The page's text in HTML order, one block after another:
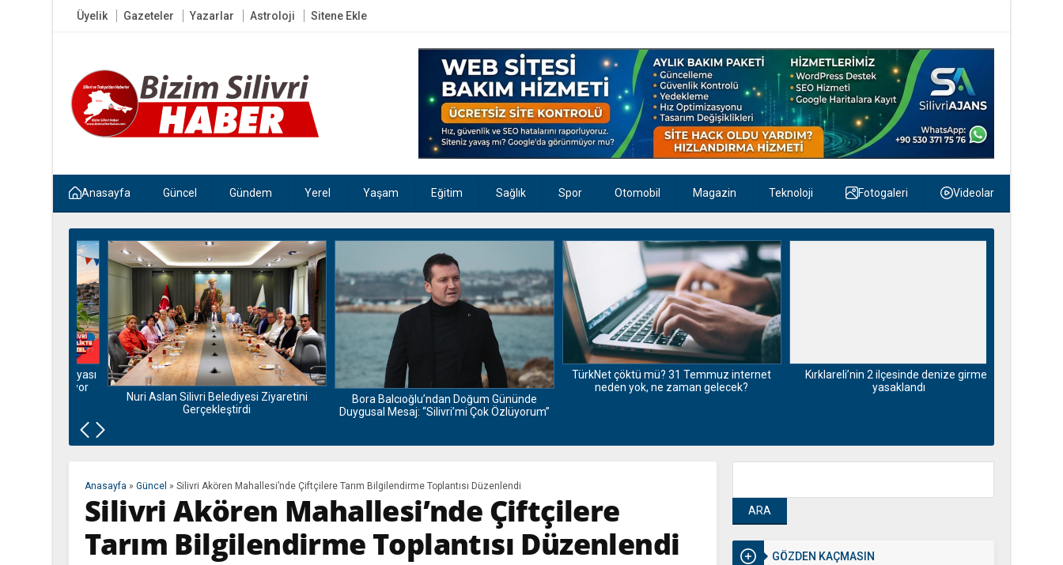
Üyelik Gazeteler Yazarlar Astroloji Sitene Ekle
Anasayfa Güncel Gündem Yerel Yaşam Eğitim Sağlık Spor Otomobil Magazin Teknoloji Fotogaleri Videolar
Nuri Aslan Silivri Belediyesi Ziyaretini
Gerçekleştirdi
Bora Balcıoğlu’ndan Doğum Gününde
Duygusal Mesaj: “Silivri’mi Çok Özlüyorum”
TürkNet çöktü mü? 31 Temmuz internet
neden yok, ne zaman gelecek?
Kırklareli’nin 2 ilçesinde denize girmek
yasaklandı
GÖZDEN KAÇMASIN
Anasayfa » Güncel » Silivri Akören Mahallesi’nde Çiftçilere Tarım Bilgilendirme Toplantısı Düzenlendi
Silivri Akören Mahallesi’nde Çiftçilere
Tarım Bilgilendirme Toplantısı Düzenlendi